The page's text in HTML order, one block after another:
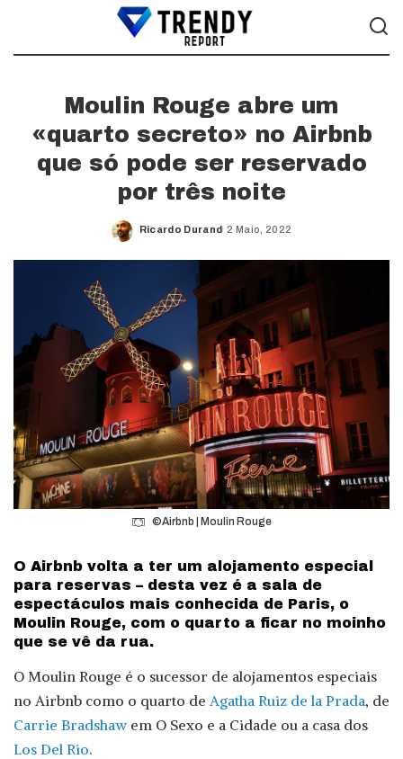
Moulin Rouge abre um
«quarto secreto» no Airbnb
que só pode ser reservado
por três noite
Posted
Ricardo Durand 2 Maio, 2022
©Airbnb | Moulin Rouge
O Airbnb volta a ter um alojamento especial
para reservas – desta vez é a sala de
espectáculos mais conhecida de Paris, o
Moulin Rouge, com o quarto a ficar no moinho
que se vê da rua.
O Moulin Rouge é o sucessor de alojamentos especiais
no Airbnb como o quarto de Agatha Ruiz de la Prada, de
Carrie Bradshawem O Sexo e a Cidade ou a casa dos
Los Del Rio.